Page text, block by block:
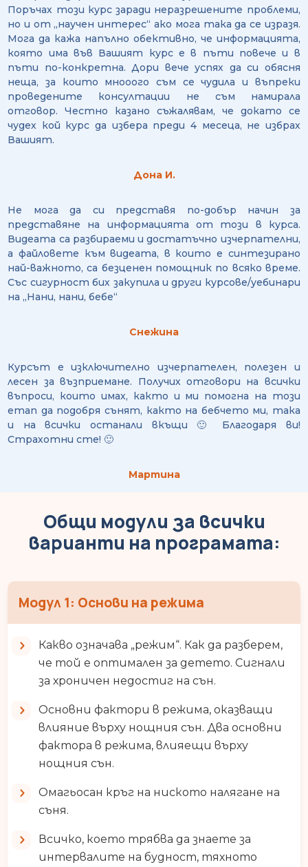
Поръчах този курс заради неразрешените проблеми,
но и от „научен интерес“ ако мога така да се изразя.
Мога да кажа напълно обективно, че информацията,
която има във Вашият курс е в пъти повече и в
пъти по-конкретна. Дори вече успях да си обясня
неща, за които мнооого съм се чудила и въпреки
проведените консултации не съм намирала
отговор. Честно казано съжалявам, че докато се
чудех кой курс да избера преди 4 месеца, не избрах
Вашият.
Дона И.
Не мога да си представя по-добър начин за
представяне на информацията от този в курса.
Видеата са разбираеми и достатъчно изчерпателни,
а файловете към видеата, в които е синтезирано
най-важното, са безценен помощник по всяко време.
Със сигурност бих закупила и други курсове/уебинари
на „Нани, нани, бебе“
Снежина
Курсът е изключително изчерпателен, полезен и
лесен за възприемане. Получих отговори на всички
въпроси, които имах, както и ми помогна на този
етап да подобря сънят, както на бебчето ми, така
и на всички останали вкъщи 🙂 Благодаря ви!
Страхотни сте! 🙂
Мартина
Общи модули за всички
варианти на програмата:
Модул 1: Основи на режима
Какво означава „режим“. Как да разберем,
че той е оптимален за детето. Сигнали
за хроничен недостиг на сън.
Основни фактори в режима, оказващи
влияние върху нощния сън. Два основни
фактора в режима, влияещи върху
нощния сън.
Омагьосан кръг на ниското налягане на
съня.
Всичко, което трябва да знаете за
интервалите на будност, тяхното